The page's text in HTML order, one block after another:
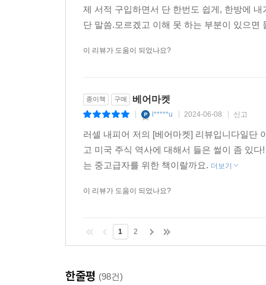
제 서적 구입하면서 단 한번도 쉽게, 한방에
단 말씀.모르겠고 이해 못 하는 부분이 있으
이 리뷰가 도움이 되었나요?
종이책 구매 베어마켓
l*****u 2024-06-08 신고
러셀 내피어 저의 [베어마켓] 리뷰입니다일단
고 미국 주식 역사에 대해서 들은 썰이 좀 있
는 중고급자를 위한 책이랄까요. 더보기
이 리뷰가 도움이 되었나요?
1 2
한줄평 (98건)